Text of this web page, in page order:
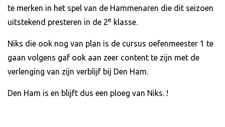
te merken in het spel van de Hammenaren die dit seizoen
uitstekend presteren in de 2e klasse.
Niks die ook nog van plan is de cursus oefenmeester 1 te
gaan volgens gaf ook aan zeer content te zijn met de
verlenging van zijn verblijf bij Den Ham.
Den Ham is en blijft dus een ploeg van Niks. !